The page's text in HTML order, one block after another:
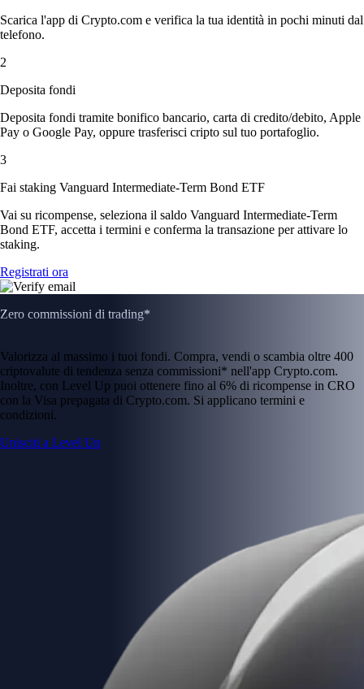
Scarica l'app di Crypto.com e verifica la tua identità in pochi minuti dal
telefono.
2
Deposita fondi
Deposita fondi tramite bonifico bancario, carta di credito/debito, Apple
Pay o Google Pay, oppure trasferisci cripto sul tuo portafoglio.
3
Fai staking Vanguard Intermediate-Term Bond ETF
Vai su ricompense, seleziona il saldo Vanguard Intermediate-Term
Bond ETF, accetta i termini e conferma la transazione per attivare lo
staking.
Registrati ora
Zero commissioni di trading*
Valorizza al massimo i tuoi fondi. Compra, vendi o scambia oltre 400
criptovalute di tendenza senza commissioni* nell'app Crypto.com.
Inoltre, con Level Up puoi ottenere fino al 6% di ricompense in CRO
con la Visa prepagata di Crypto.com. Si applicano termini e
condizioni.
Unisciti a Level Up